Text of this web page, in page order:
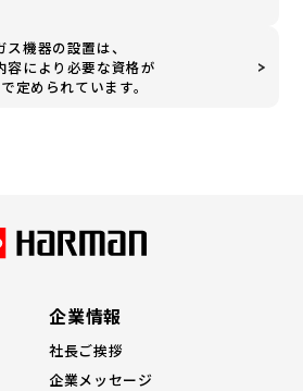
ス機器の設置は、
容により必要な資格が
定められています。
企業情報
社長ご挨拶
企業メッセージ